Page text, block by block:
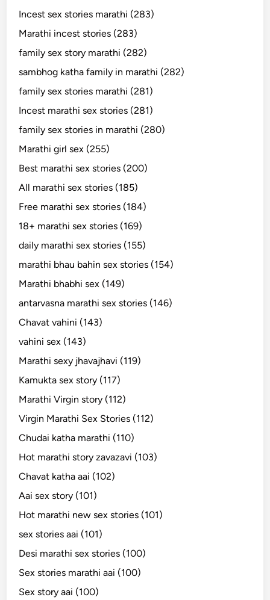
Incest sex stories marathi (283)
Marathi incest stories (283)
family sex story marathi (282)
sambhog katha family in marathi (282)
family sex stories marathi (281)
Incest marathi sex stories (281)
family sex stories in marathi (280)
Marathi girl sex (255)
Best marathi sex stories (200)
All marathi sex stories (185)
Free marathi sex stories (184)
18+ marathi sex stories (169)
daily marathi sex stories (155)
marathi bhau bahin sex stories (154)
Marathi bhabhi sex (149)
antarvasna marathi sex stories (146)
Chavat vahini (143)
vahini sex (143)
Marathi sexy jhavajhavi (119)
Kamukta sex story (117)
Marathi Virgin story (112)
Virgin Marathi Sex Stories (112)
Chudai katha marathi (110)
Hot marathi story zavazavi (103)
Chavat katha aai (102)
Aai sex story (101)
Hot marathi new sex stories (101)
sex stories aai (101)
Desi marathi sex stories (100)
Sex stories marathi aai (100)
Sex story aai (100)